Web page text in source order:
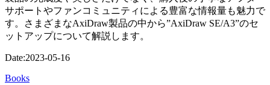
サポートやファンコミュニティによる豊富な情報量も魅力で
す。さまざまなAxiDraw製品の中から”AxiDraw SE/A3”のセ
ットアップについて解説します。
Date:2023-05-16
Books